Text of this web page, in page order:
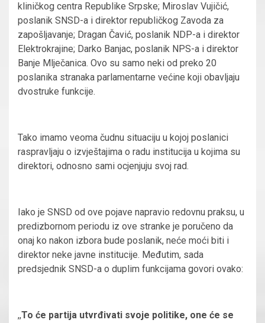
kliničkog centra Republike Srpske; Miroslav Vujičić,
poslanik SNSD-a i direktor republičkog Zavoda za
zapošljavanje; Dragan Čavić, poslanik NDP-a i direktor
Elektrokrajine; Darko Banjac, poslanik NPS-a i direktor
Banje Mlječanica. Ovo su samo neki od preko 20
poslanika stranaka parlamentarne većine koji obavljaju
dvostruke funkcije.
Tako imamo veoma čudnu situaciju u kojoj poslanici
raspravljaju o izvještajima o radu institucija u kojima su
direktori, odnosno sami ocjenjuju svoj rad.
Iako je SNSD od ove pojave napravio redovnu praksu, u
predizbornom periodu iz ove stranke je poručeno da
onaj ko nakon izbora bude poslanik, neće moći biti i
direktor neke javne institucije. Međutim, sada
predsjednik SNSD-a o duplim funkcijama govori ovako:
,,To će partija utvrđivati svoje politike, one će se